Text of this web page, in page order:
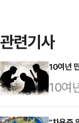
관련기사
10여년
10여
성이